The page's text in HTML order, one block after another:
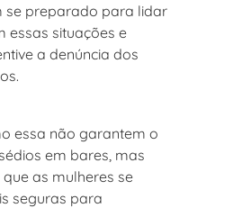
se preparado para lidar
essas situações e
a denúncia dos
essa não garantem o
em bares, mas
as mulheres se
seguras para